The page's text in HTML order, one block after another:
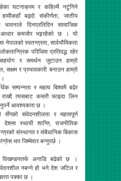
घटनाक्रम र कहिल्यै नटुंगिने
बढ्दो संकीर्णता, जातीय
दिनप्रतिदिन सामाजिक
आधार कमजोर भइरहेको छ । यो
नेपालको स्वतन्त्रता, सार्वभौमिकता
परिधिमा प्रतिवद्ध रहेर
र समर्थन जुटाउन हाम्रो
र प्रभावकारी बनाउन हाम्रो
सम्पन्नता र महत्व बिश्वमै बढेर
त्यसबाट कसरी फाइदा लिन
आवश्यकता छ ।
सँगको संवेदनशीलता र महत्वपूर्ण
स्थायी शान्ति, राजनीतिक
संस्थागत र संबैधानिक बिकास
थप जिम्मेवार बन्नुपर्छ ।
विखण्डनतर्फ अगाडि बढेको छ ।
नबन्ने हो भने देश जटिल र
पक्का छ ।